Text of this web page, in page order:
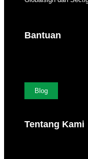
Bantuan
Blog
Tentang Kami